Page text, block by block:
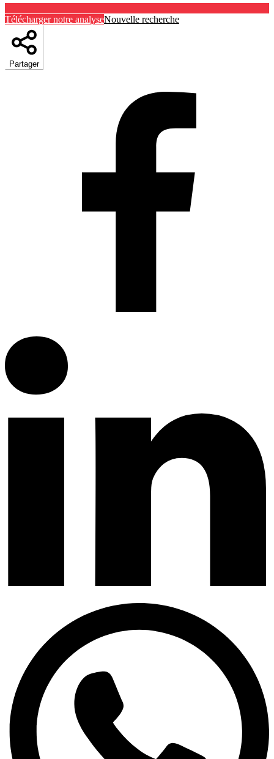
Télécharger notre analyseNouvelle recherche
Partager